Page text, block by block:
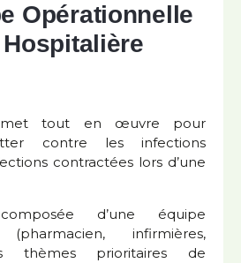
Opérationnelle
met tout en œuvre pour
contre les infections
contractées lors d’une
d’une équipe
(pharmacien, infirmières,
thèmes prioritaires de